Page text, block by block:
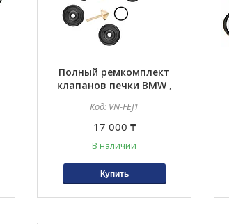
Полный ремкомплект
клапанов печки BMW ,
VN-FEJ1
17 000 ₸
В наличии
Купить